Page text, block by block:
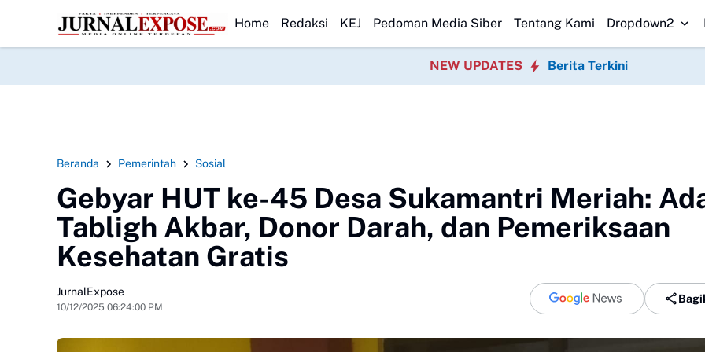
HEADLINE
Pompong Tenggelam di Meranti Ditemukan, Tim SAR Gabungan Evakuasi 2 Jenazah SPPG Walangsari 002 Disambut Positif, Warga
Home Redaksi KEJ Pedoman Media Siber Tentang Kami Dropdown2
NEW UPDATES Berita Terkini
Beranda Pemerintah Sosial
Gebyar HUT ke-45 Desa Sukamantri Meriah:
Tabligh Akbar, Donor Darah, dan Pemeriksaan
Kesehatan Gratis
JurnalExpose
10/12/2025 06:24:00 PM